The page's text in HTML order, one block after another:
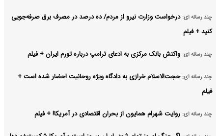
چند رسانه ای: درخواست وزارت نیرو از مردم/ ده درصد در مصرف برق صرفه‌جویی
کنید + فیلم
چند رسانه ای: واکنش بانک مرکزی به ادعای ترامپ درباره تورم ایران + فیلم
چند رسانه ای: حجت‌الاسلام خرازی به دادگاه ویژه روحانیت احضار شده است +
فیلم
چند رسانه ای: روایت شهرام همایون از بحران اقتصادی در آمریکا! + فیلم